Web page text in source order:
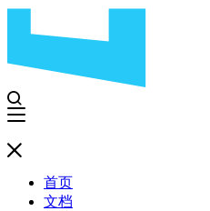
首页
文档